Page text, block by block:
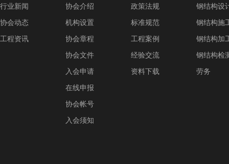
行业新闻
协会动态
工程资讯
协会介绍
机构设置
协会章程
协会文件
入会申请
在线申报
协会帐号
入会须知
政策法规
标准规范
工程案例
经验交流
资料下载
钢结构设
钢结构施
钢结构加
钢结构检
劳务